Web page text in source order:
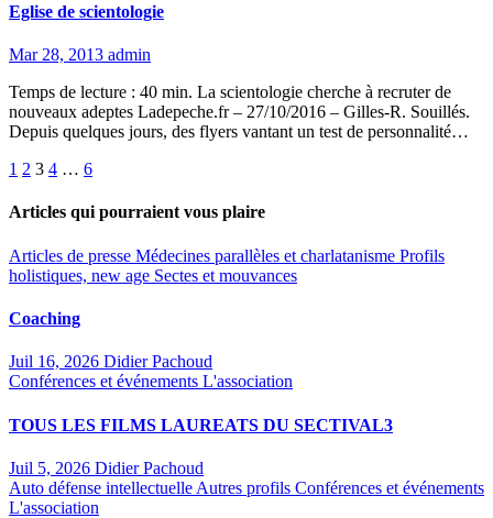
Eglise de scientologie
Mar 28, 2013 admin
Temps de lecture : 40 min. La scientologie cherche à recruter de
nouveaux adeptes Ladepeche.fr – 27/10/2016 – Gilles-R. Souillés.
Depuis quelques jours, des flyers vantant un test de personnalité…
Pagination
des
1 2 3 4 … 6
Articles qui pourraient vous plaire
Articles de presse Médecines parallèles et charlatanisme Profils
holistiques, new age Sectes et mouvances
Coaching
Juil 16, 2026 Didier Pachoud
Conférences et événements L'association
TOUS LES FILMS LAUREATS DU SECTIVAL3
Juil 5, 2026 Didier Pachoud
Auto défense intellectuelle Autres profils Conférences et événements
L'association